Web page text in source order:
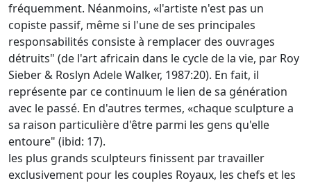
fréquemment. Néanmoins, «l'artiste n'est pas un
copiste passif, même si l'une de ses principales
responsabilités consiste à remplacer des ouvrages
détruits" (de l'art africain dans le cycle de la vie, par Roy
Sieber & Roslyn Adele Walker, 1987:20). En fait, il
représente par ce continuum le lien de sa génération
avec le passé. En d'autres termes, «chaque sculpture a
sa raison particulière d'être parmi les gens qu'elle
entoure" (ibid: 17).
les plus grands sculpteurs finissent par travailler
exclusivement pour les couples Royaux, les chefs et les